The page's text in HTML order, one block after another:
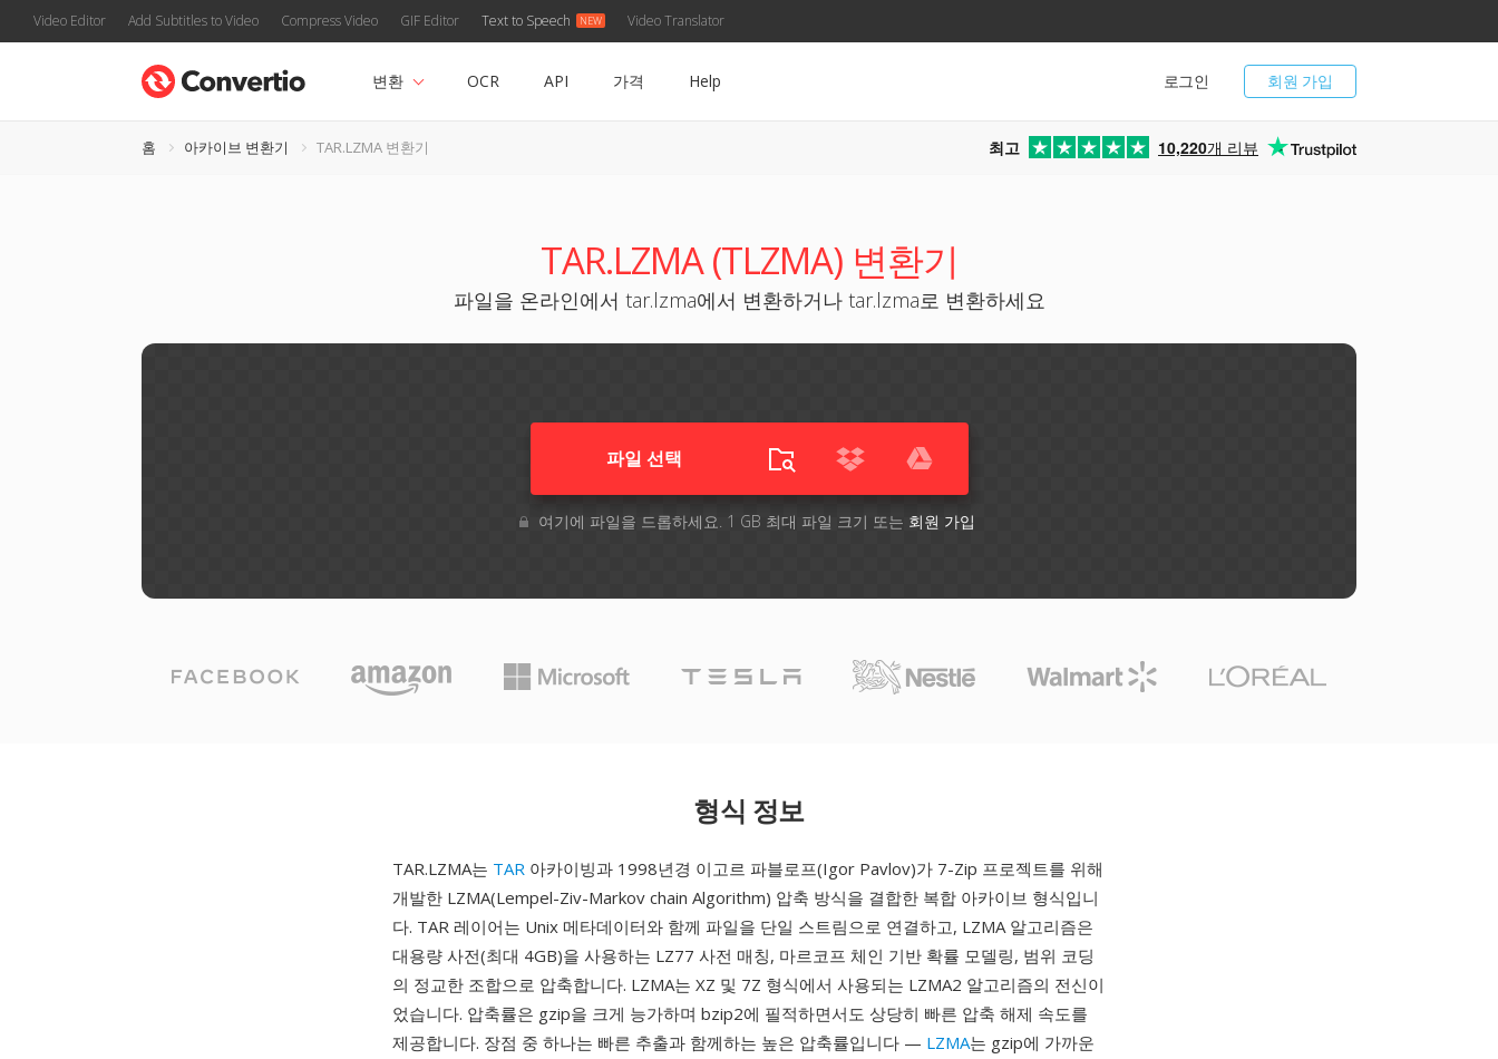
Video Editor Add Subtitles to Video Compress Video GIF Editor Text to Speech Video Translator
회원 가입
로그인
변환 OCR API 가격 Help
홈 아카이브 변환기 TAR.LZMA 변환기 최고 10,220개 리뷰
TAR.LZMA (TLZMA) 변환기
파일을 온라인에서 tar.lzma에서 변환하거나 tar.lzma로 변환하세요
파일 선택
여기에 파일을 드롭하세요. 1 GB 최대 파일 크기 또는 회원 가입
형식 정보
TAR.LZMA는 TAR 아카이빙과 1998년경 이고르 파블로프(Igor Pavlov)가 7-Zip 프로젝트를 위해
개발한 LZMA(Lempel-Ziv-Markov chain Algorithm) 압축 방식을 결합한 복합 아카이브 형식입니
다. TAR 레이어는 Unix 메타데이터와 함께 파일을 단일 스트림으로 연결하고, LZMA 알고리즘은
대용량 사전(최대 4GB)을 사용하는 LZ77 사전 매칭, 마르코프 체인 기반 확률 모델링, 범위 코딩
의 정교한 조합으로 압축합니다. LZMA는 XZ 및 7Z 형식에서 사용되는 LZMA2 알고리즘의 전신이
었습니다. 압축률은 gzip을 크게 능가하며 bzip2에 필적하면서도 상당히 빠른 압축 해제 속도를
제공합니다. 장점 중 하나는 빠른 추출과 함께하는 높은 압축률입니다 — LZMA는 gzip에 가까운